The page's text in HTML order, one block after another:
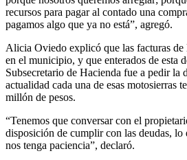
recursos para pagar al contado una
pagamos algo que ya no está”, agregó.
Alicia Oviedo explicó que las facturas de
en el municipio, y que enterados de esta
Subsecretario de Hacienda fue a pedir la
actualidad cada una de esas motosierras
millón de pesos.
“Tenemos que conversar con el
disposición de cumplir con las deudas, lo
nos tenga paciencia”, declaró.